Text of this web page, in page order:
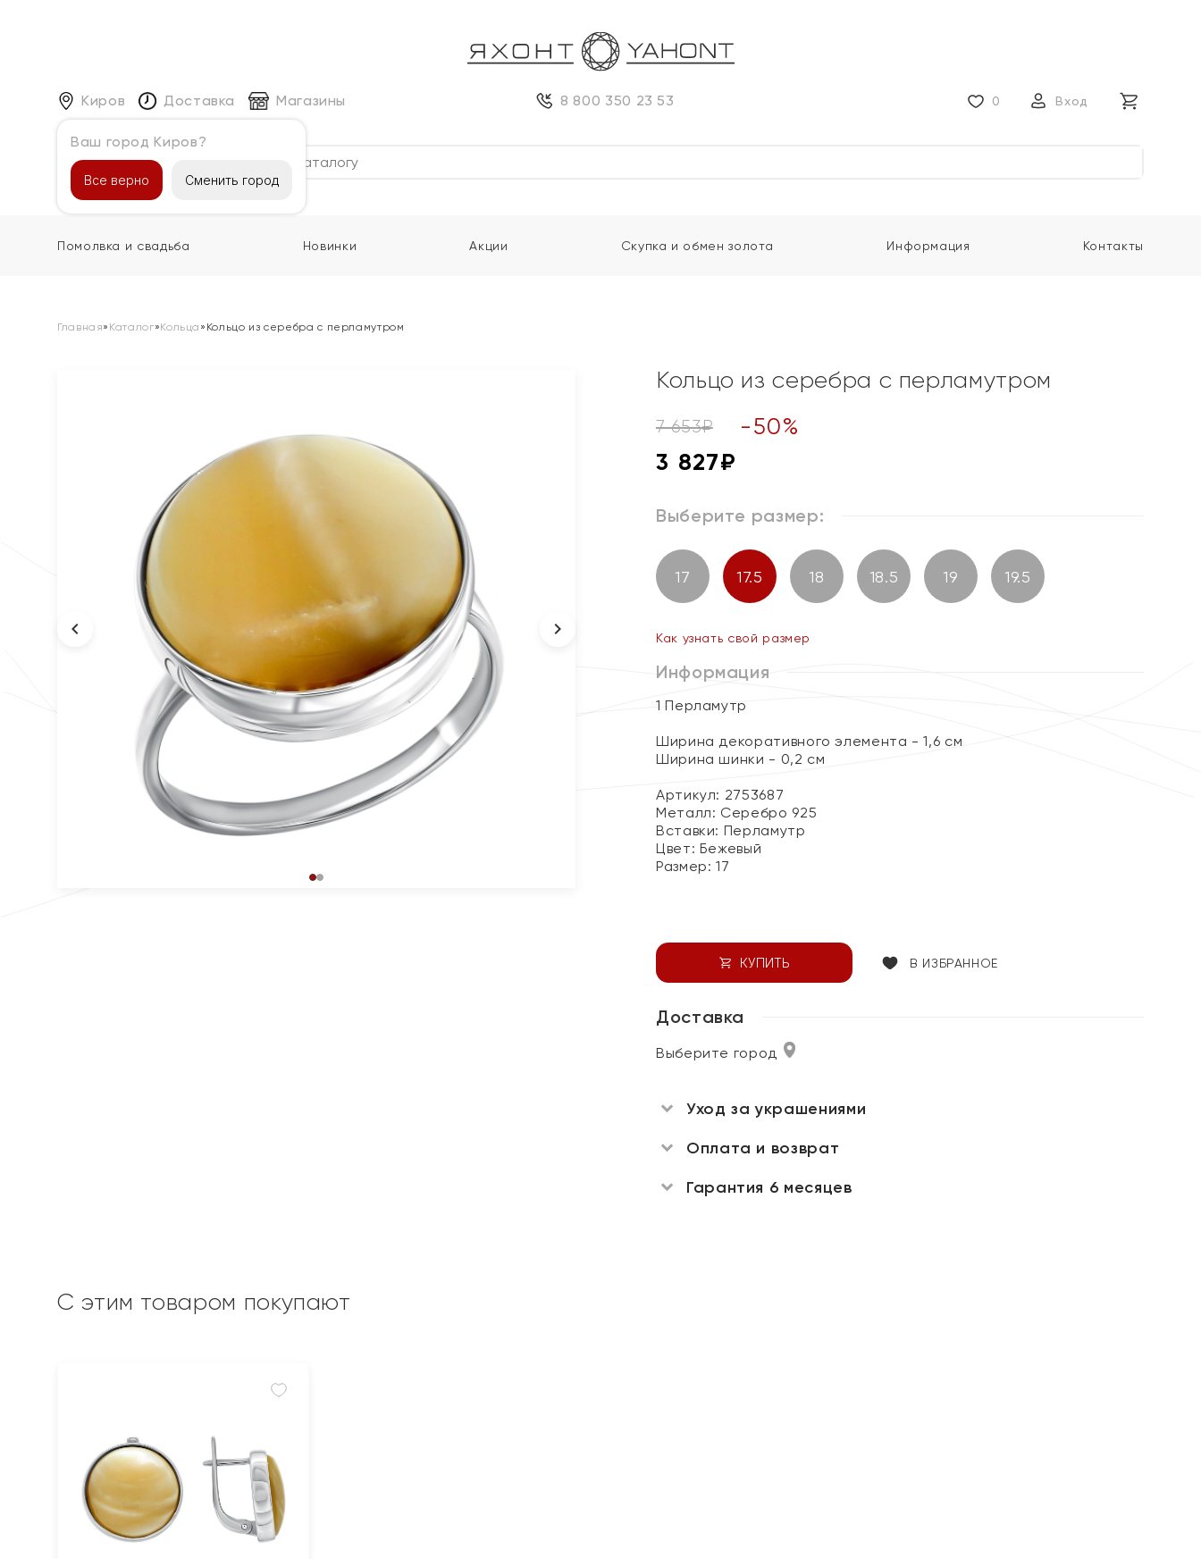
Киров
Ваш город Киров?
Все верно Сменить город
Доставка Магазины 8 800 350 23 53 0 Вход
Каталог
Помолвка и свадьба Новинки Акции Скупка и обмен золота Информация Контакты
Главная» Каталог»Кольца » Кольцо из серебра с перламутром
Кольцо из серебра с перламутром
7 653₽ -50%
3 827₽
Выберите размер:
17 17.5 18 18.5 19 19.5
Как узнать свой размер
Информация
1 Перламутр
Ширина декоративного элемента - 1,6 см
Ширина шинки - 0,2 см
Артикул: 2753687
Металл: Серебро 925
Вставки: Перламутр
Цвет: Бежевый
Размер:17
КУПИТЬ В ИЗБРАННОЕ
Доставка
Выберите город
Уход за украшениями
Оплата и возврат
Гарантия 6 месяцев
С этим товаром покупают